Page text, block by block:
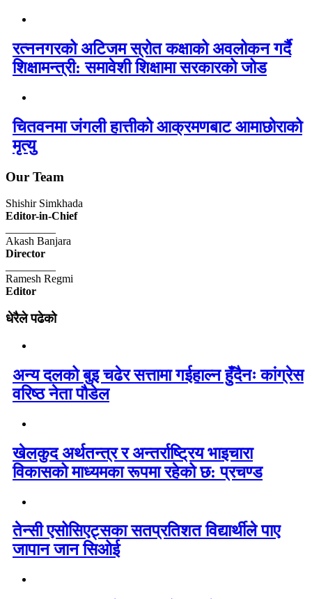
रत्ननगरको अटिजम स्रोत कक्षाको अवलोकन गर्दै
शिक्षामन्त्री: समावेशी शिक्षामा सरकारको जोड
चितवनमा जंगली हात्तीको आक्रमणबाट आमाछोराको
मृत्यु
Our Team
Shishir Simkhada
Editor-in-Chief
Akash Banjara
Director
Ramesh Regmi
Editor
धेरैले पढेको
अन्य दलको बुइ चढेर सत्तामा गईहाल्न हुँदैनः कांग्रेस
वरिष्ठ नेता पौडेल
खेलकुद अर्थतन्त्र र अन्तर्राष्ट्रिय भाइचारा
विकासको माध्यमका रूपमा रहेको छ: प्रचण्ड
तेन्सी एसोसिएट्सका सतप्रतिशत विद्यार्थीले पाए
जापान जान सिओई